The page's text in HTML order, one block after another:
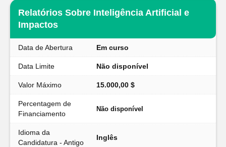
Relatórios Sobre Inteligência Artificial e
Impactos
Data de Abertura Em curso
Data Limite Não disponível
Valor Máximo 15.000,00 $
Percentagem de
Financiamento
Não disponível
Idioma da
Candidatura - Antigo
Inglês